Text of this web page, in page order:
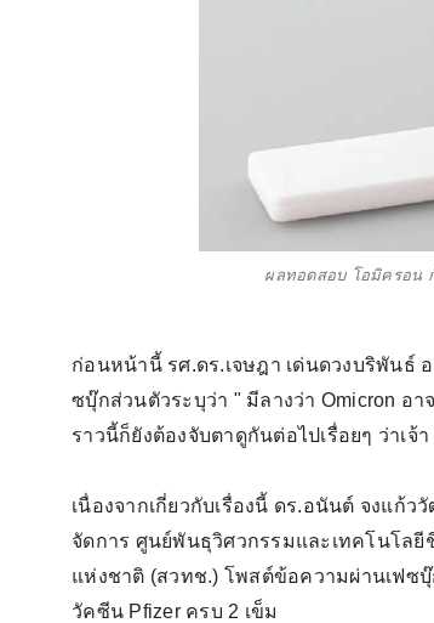
ผลทอดสอบ โอมิครอน
ก่อนหน้านี้ รศ.ดร.เจษฎา เด่นดวงบริพันธ์
ซบุ๊กส่วนตัวระบุว่า " มีลางว่า Omicron อ
ราวนี้ก็ยังต้องจับตาดูกันต่อไปเรื่อยๆ ว่าเ
เนื่องจากเกี่ยวกับเรื่องนี้ ดร.อนันต์ จงแก้
จัดการ ศูนย์พันธุวิศวกรรมและเทคโนโล
แห่งชาติ (สวทช.) โพสต์ข้อความผ่านเฟซ
วัคซีน Pfizer ครบ 2 เข็ม